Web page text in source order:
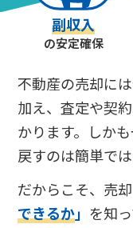
副収入
の安定確保
不動産の売却に
加え、査定や契
かります。しか
戻すのは簡単では
だからこそ、売
できるか」 を知